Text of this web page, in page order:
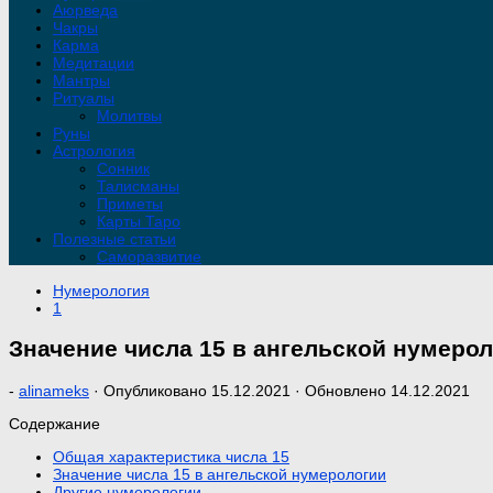
Аюрведа
Чакры
Карма
Медитации
Мантры
Ритуалы
Молитвы
Руны
Астрология
Сонник
Талисманы
Приметы
Карты Таро
Полезные статьи
Саморазвитие
Нумерология
1
Значение числа 15 в ангельской
- alinameks · Опубликовано 15.12.2021 · Обновлено 14.12.2021
Содержание
Общая характеристика числа 15
Значение числа 15 в ангельской нумерологии